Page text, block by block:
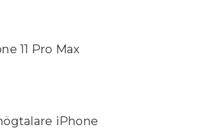
11 Pro Max
iPhone